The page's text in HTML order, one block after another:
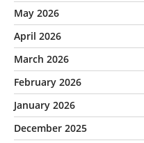
May 2026
April 2026
March 2026
February 2026
January 2026
December 2025